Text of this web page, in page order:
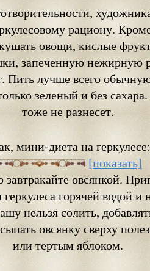
рациону.
овощи, кислые
запеченную нежирную
Пить лучше всего
зеленый и без
тоже не разнесет.
мини-диета на геркулесе:
[показать]
завтракайте овсянкой.
геркулеса горячей водой и
нельзя солить,
овсянку сверху
или тертым яблоком.